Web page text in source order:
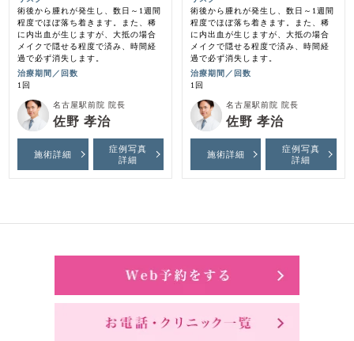
術後から腫れが発生し、数日～1週間
程度でほぼ落ち着きます。また、稀
に内出血が生じますが、大抵の場合
メイクで隠せる程度で済み、時間経
過で必ず消失します。
治療期間／回数
1回
名古屋駅前院 院長
佐野 孝治
施術詳細
症例写真
詳細
術後から腫れが発生し、数日～1週間
程度でほぼ落ち着きます。また、稀
に内出血が生じますが、大抵の場合
メイクで隠せる程度で済み、時間経
過で必ず消失します。
治療期間／回数
1回
名古屋駅前院 院長
佐野 孝治
施術詳細
症例写真
詳細